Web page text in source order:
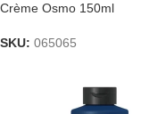
Crème Osmo 150ml
SKU: 065065